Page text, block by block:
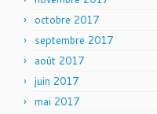
octobre 2017
septembre 2017
août 2017
juin 2017
mai 2017